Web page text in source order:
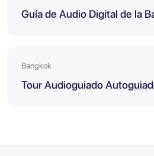
Guía de Audio Digital de la
Bangkok
Tour Audioguiado